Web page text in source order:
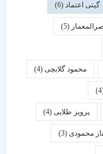
(6)
(5)
گلابچی(4)
طلایی(4)
(3)